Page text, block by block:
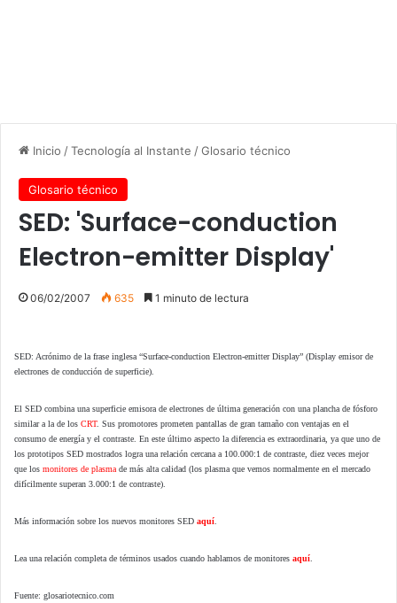
Inicio /Tecnología al Instante /Glosario técnico
Glosario técnico
SED: 'Surface-conduction
Electron-emitter Display'
06/02/2007 635 1 minuto de lectura
SED: Acrónimo de la frase inglesa “Surface-conduction Electron-emitter Display” (Display emisor de
electrones de conducción de superficie).
El SED combina una superficie emisora de electrones de última generación con una plancha de fósforo
similar a la de los CRT. Sus promotores prometen pantallas de gran tamaño con ventajas en el
consumo de energía y el contraste. En este último aspecto la diferencia es extraordinaria, ya que uno de
los prototipos SED mostrados logra una relación cercana a 100.000:1 de contraste, diez veces mejor
que los monitores de plasma de más alta calidad (los plasma que vemos normalmente en el mercado
difícilmente superan 3.000:1 de contraste).
Más información sobre los nuevos monitores SED aquí
Lea una relación completa de términos usados cuando hablamos de monitores aquí
Fuente: glosariotecnico.com